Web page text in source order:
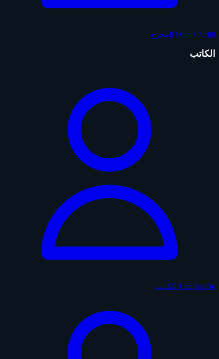
Daniel Zirilli المخرج
الكاتب
Tom Jolliffe الكاتب